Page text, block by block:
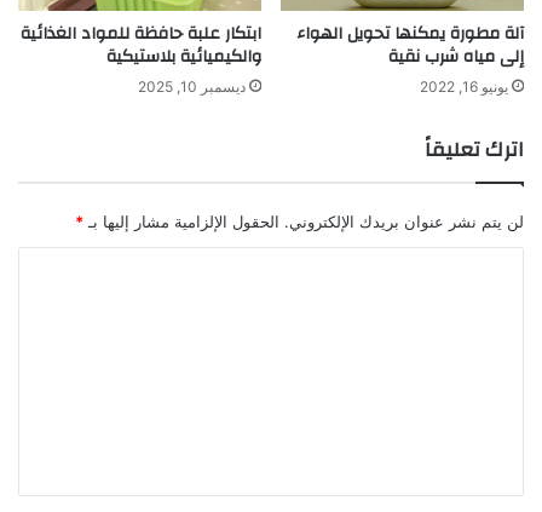
ز
ي
ز
ا
ق
ة
ا
ر
ح
آلة مطورة يمكنها تحويل الهواء
إلى مياه شرب نقية
يونيو 16, 2022
ابتكار علبة حافظة للمواد الغذائية
والكيميائية بلاستيكية
ديسمبر 10, 2025
اترك تعليقاً
لن يتم نشر عنوان بريدك الإلكتروني. الحقول الإلزامية مشار إليها بـ *